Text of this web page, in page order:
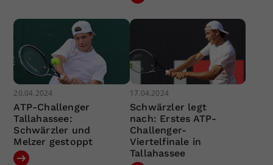
20.04.2024
ATP-Challenger
Tallahassee:
Schwärzler und
Melzer gestoppt
17.04.2024
Schwärzler legt
nach: Erstes ATP-
Challenger-
Viertelfinale in
Tallahassee